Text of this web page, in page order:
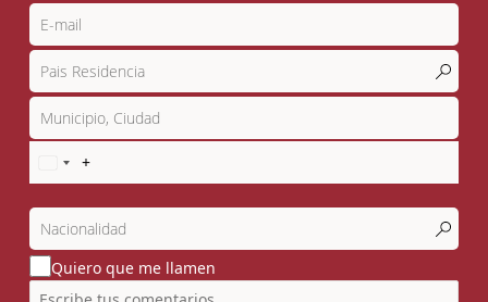
Quiero que me llamen